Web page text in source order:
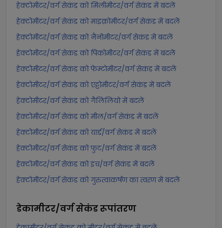
हेक्टोमीटर/वर्ग सेकंड को मिलीमीटर/वर्ग सेकंड में बदलें
हेक्टोमीटर/वर्ग सेकंड को माइक्रोमीटर/वर्ग सेकंड में बदलें
हेक्टोमीटर/वर्ग सेकंड को नैनोमीटर/वर्ग सेकंड में बदलें
हेक्टोमीटर/वर्ग सेकंड को पिकोमीटर/वर्ग सेकंड में बदलें
हेक्टोमीटर/वर्ग सेकंड को फेम्टोमीटर/वर्ग सेकंड में बदलें
हेक्टोमीटर/वर्ग सेकंड को एट्टोमीटर/वर्ग सेकंड में बदलें
हेक्टोमीटर/वर्ग सेकंड को गैलिलियो में बदलें
हेक्टोमीटर/वर्ग सेकंड को मील/वर्ग सेकंड में बदलें
हेक्टोमीटर/वर्ग सेकंड को यार्ड/वर्ग सेकंड में बदलें
हेक्टोमीटर/वर्ग सेकंड को फुट/वर्ग सेकंड में बदलें
हेक्टोमीटर/वर्ग सेकंड को इंच/वर्ग सेकंड में बदलें
हेक्टोमीटर/वर्ग सेकंड को गुरुत्वाकर्षण का त्वरण में बदलें
डेकामीटर/वर्ग सेकंडरूपांतरण